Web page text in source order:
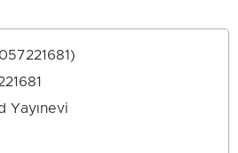
Yayınevi